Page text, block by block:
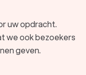
uw opdracht.
we ook bezoekers
geven.